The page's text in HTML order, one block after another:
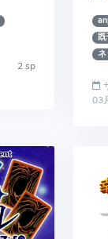
2 sp
03